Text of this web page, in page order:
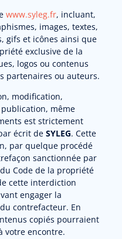
www.syleg.fr, incluant,
images, textes,
gifs et icônes ainsi que
exclusive de la
logos ou contenus
partenaires ou auteurs.
modification,
même
est strictement
écrit de SYLEG. Cette
par quelque procédé
sanctionnée par
Code de la propriété
cette interdiction
engager la
contrefacteur. En
copiés pourraient
votre encontre.